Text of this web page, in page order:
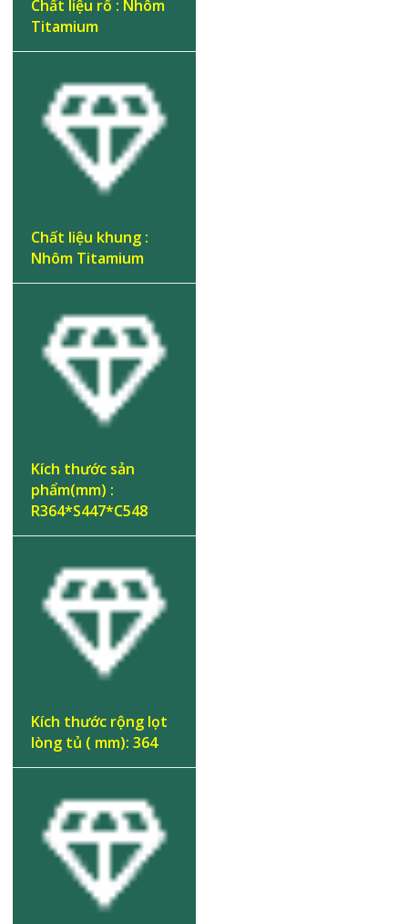
Chất liệu rổ : Nhôm
Titamium
Chất liệu khung :
Nhôm Titamium
Kích thước sản
phẩm(mm) :
R364*S447*C548
Kích thước rộng lọt
lòng tủ ( mm): 364